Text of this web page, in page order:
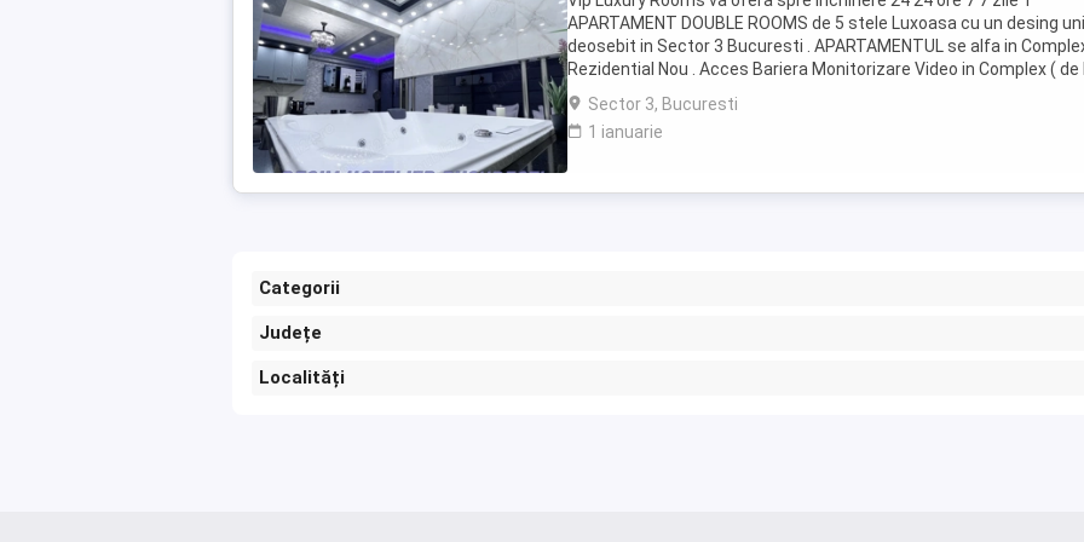
APARTAMENT DOUBLE ROOMS de 5 stele Luxoasa cu un desing
deosebit in Sector 3 Bucuresti . APARTAMENTUL se alfa in
Rezidential Nou . Acces Bariera Monitorizare Video in Complex ( de
Politia Locala Sector 3 ) Loc de parcare ...
Sector 3, Bucuresti
1 ianuarie
Categorii
Județe
Localități